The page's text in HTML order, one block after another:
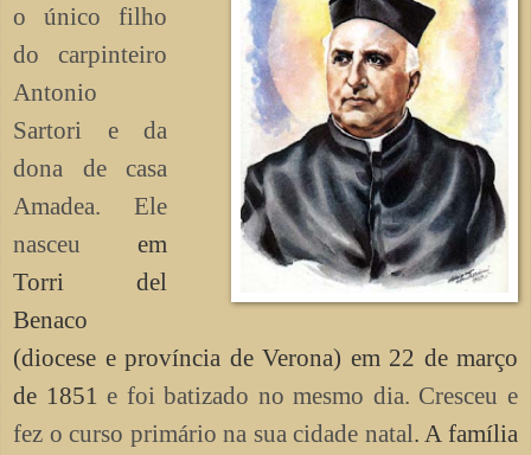
o único filho
do carpinteiro
Antonio
Sartori e da
dona de casa
Amadea.Ele
nasceuem
Torri del
Benaco
(diocese e província de Verona) em 22 de março
de 1851 e foibatizado nomesmo dia. Cresceu e
fez o curso primário na sua cidade natal. A família